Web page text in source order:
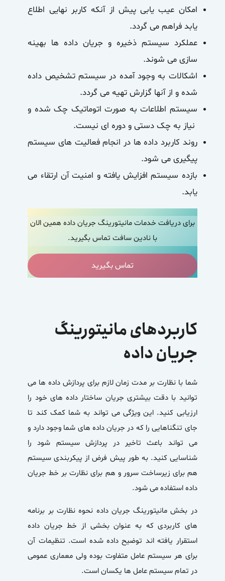
امکان عیب یابی پیش از آنکه کاربر نهایی اطلاع
یابد فراهم می گردد.
عملکرد سیستم ذخیره و جریان داده ها بهینه
سازی می شوند.
اشکالات به وجود آمده در سیستم تشخیص داده
شده و از آنها گزارش تهیه می گردد.
سیستم اطلاعات به صورت اتوماتیک چک شده و
نیاز به چک دستی و دوره ای نیست.
روند کاربرد داده ها در انجام فعالیت های سیستم
پیگیری می شود.
بازده سیستم افزایش یافته و امنیت آن ارتقاء می
یابد.
برای دریافت خدمات مانیتورینگ جریان داده همین الان
با نادین سافت تماس بگیرید.
تماس بگیرید
کاربردهای مانیتورینگ
جریان داده
شما با نظارت بر مدت زمان لازم برای پردازش داده ها می
توانید با دقت بیشتری جریان ساختار داده های خود را
ارزیابی کنید. این ویژگی می تواند به شما کمک کند تا
جای تنگناهایی را که در جریان داده های شما وجود دارد و
می تواند باعث تاخیر در پردازش سیستم شود را
شناسایی کنید. به طور پیش فرض از پیکربندی سیستم
هم برای زیرساخت سرور و هم برای نظارت بر خط جریان
داده استفاده می شود.
در بخش مانیتورینگ جریان داده نحوه نظارت بر برنامه
های کاربردی که به عنوان بخشی از خط جریان داده
استقرار یافته اند توضیح داده شده است. تنظیمات آن
برای هر سیستم عامل متفاوت بوده ولی معماری عمومی
در تمام سیستم عامل ها یکسان است.